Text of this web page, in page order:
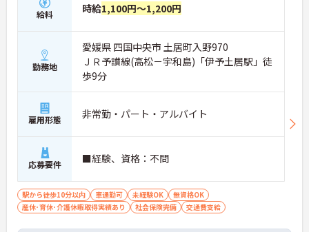
給料 時給1,100円～1,200円
勤務地
愛媛県 四国中央市 土居町入野970
ＪＲ予讃線(高松－宇和島)「伊予土居駅」徒
歩9分
雇用形態 非常勤・パート・アルバイト
応募要件 ■経験、資格：不問
駅から徒歩10分以内 車通勤可 未経験OK
無資格OK
産休･育休･介護休暇取得実績あり
社会保険完備 交通費支給